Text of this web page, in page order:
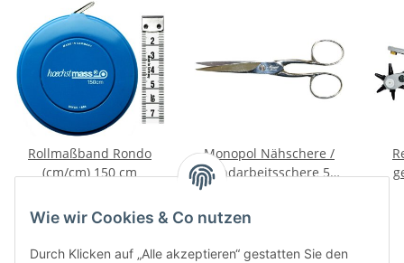
Wie wir Cookies & Co nutzen
Durch Klicken auf „Alle akzeptieren“ gestatten Sie den
Rollmaßband Rondo
(cm/cm) 150 cm
Monopol Nähschere /
Handarbeitsschere 5"
Blättern